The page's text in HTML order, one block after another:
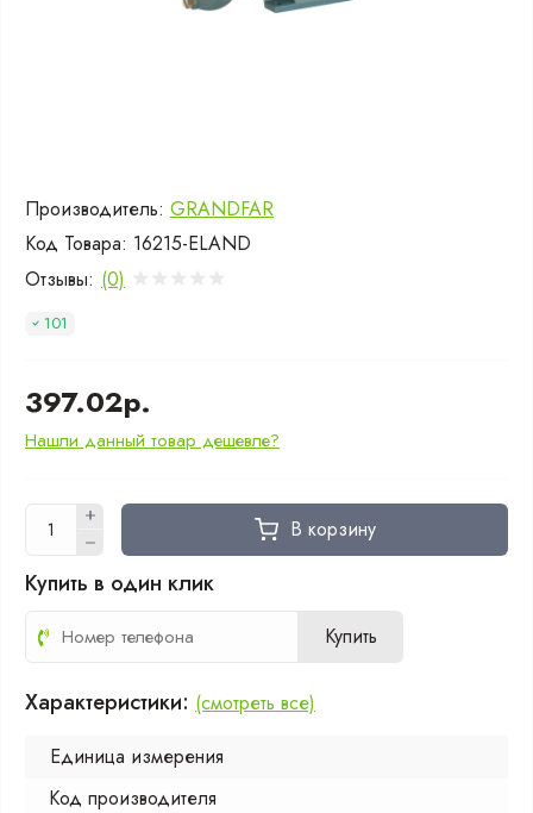
Производитель: GRANDFAR
Код Товара: 16215-ELAND
Отзывы: (0)
101
397.02р.
Нашли данный товар дешевле?
В корзину
Купить в один клик
Купить
Характеристики: (смотреть все)
Единица измерения
Код производителя